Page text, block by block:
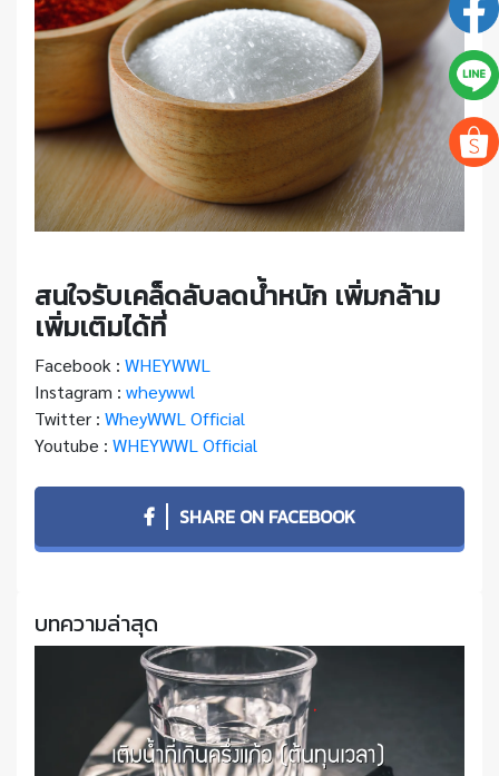
สนใจรับเคล็ดลับลดน้ำหนัก เพิ่มกล้าม
เพิ่มเติมได้ที่
Facebook : WHEYWWL
Instagram : wheywwl
Twitter : WheyWWL Official
Youtube : WHEYWWL Official
SHARE ON FACEBOOK
บทความล่าสุด